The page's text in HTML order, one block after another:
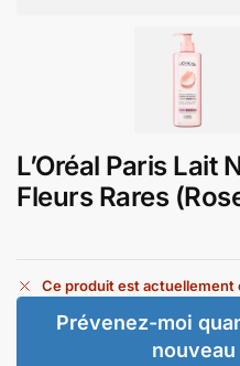
L’Oréal Paris Lait
Fleurs Rares
Ce produit est actuellement
Prévenez-moi